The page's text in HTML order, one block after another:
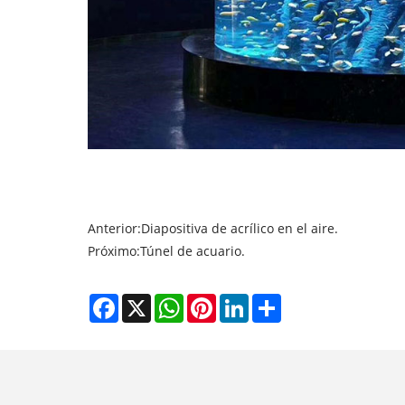
Anterior:Diapositiva de acrílico en el aire.
Próximo:Túnel de acuario.
Facebook
X WhatsAppPinterestLinkedIn